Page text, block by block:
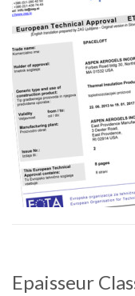
Epaisseur